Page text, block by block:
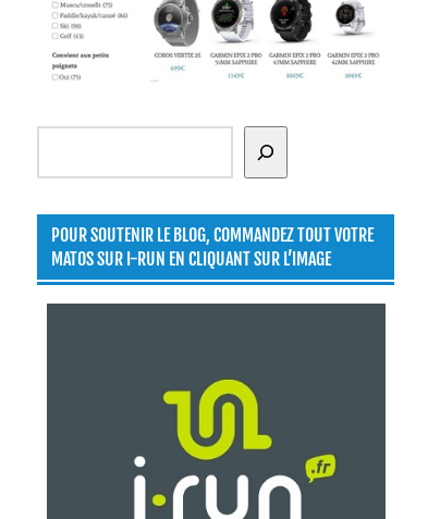
Rechercher
POUR SOUTENIR LE BLOG, COMMANDEZ TOUT VOTRE
MATOS SUR I-RUN EN CLIQUANT SUR L’IMAGE